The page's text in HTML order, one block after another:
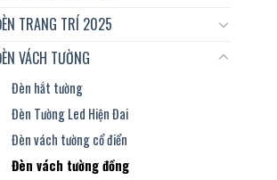
TRANG TRÍ 2025
VÁCH TƯỜNG
Đèn hắt tường
Đèn Tường Led Hiện Đai
Đèn vách tường cổ điển
Đèn vách tường đồng